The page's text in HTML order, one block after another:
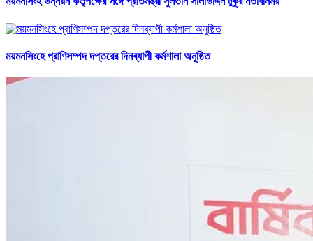
ময়মনসিংহে প্রাণিসম্পদ দপ্তরের দিনব্যাপী কর্মশালা অনুষ্ঠিত